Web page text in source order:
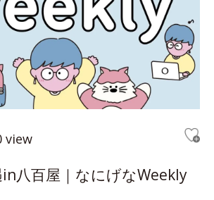
view
八百屋｜なにげなWeekly